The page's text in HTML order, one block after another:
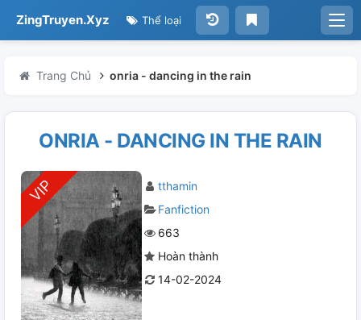
ZingTruyen.Xyz Thể loại
Trang Chủ onria - dancing in the rain
ONRIA - DANCING IN THE RAIN
tthamin
Fanfiction
663
Hoàn thành
14-02-2024